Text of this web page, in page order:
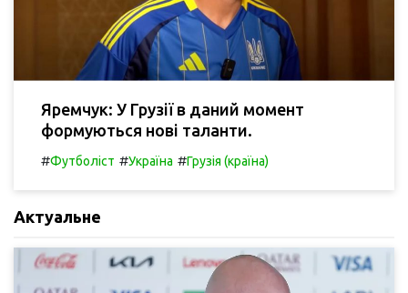
Яремчук: У Грузії в даний момент
формуються нові таланти.
#Футболіст #Україна #Грузія (країна)
Актуальне